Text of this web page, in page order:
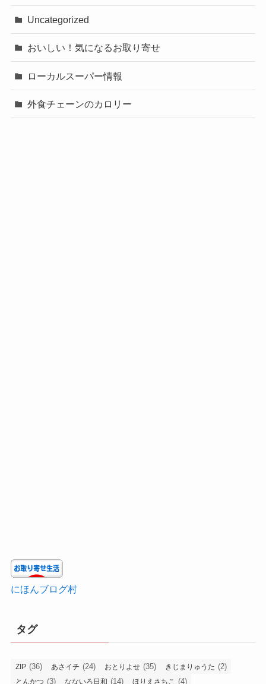
Uncategorized
おいしい！気になるお取り寄せ
ローカルスーパー情報
外食チェーンのカロリー
にほんブログ村
タグ
ZIP (36) あさイチ (24) おとりよせ (35) きじまりゅうた (2)
とんかつ (3) なないろ日和 (14) ほりえさちこ (4)